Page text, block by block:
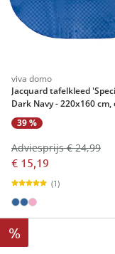
viva domo
Jacquard tafelkleed
Dark Navy - 220x160 cm,
39 %
€ 15,19
Adviesprijs € 24,99
(1)
%